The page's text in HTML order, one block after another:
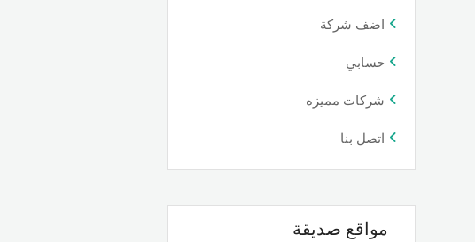
اضف شركة
حسابي
شركات مميزه
اتصل بنا
مواقع صديقة